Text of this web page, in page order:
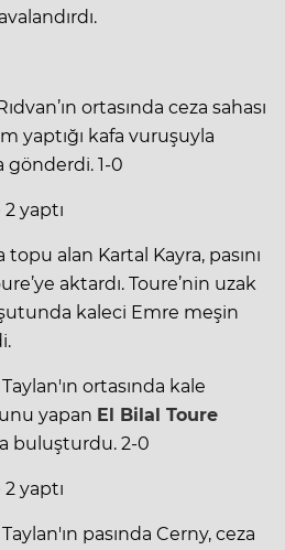
ortasında ceza sahası
yaptığı kafa vuruşuyla
gönderdi. 1-0
yaptı
alan Kartal Kayra, pasını
aktardı. Toure’nin uzak
kaleci Emre meşin
ortasında kale
yapan El Bilal Toure
buluşturdu. 2-0
yaptı
pasında Cerny, ceza